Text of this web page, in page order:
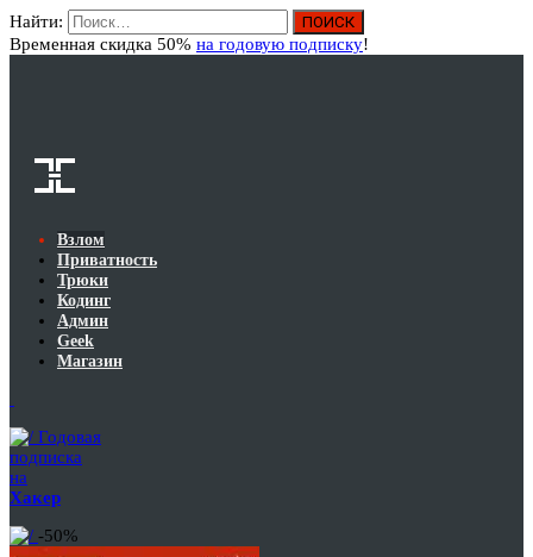
Найти:
Временная скидка 50% на годовую подписку!
Взлом
Приватность
Трюки
Кодинг
Админ
Geek
Магазин
Годовая
подписка
на
Хакер
-50%